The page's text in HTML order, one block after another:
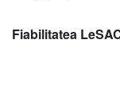
Fiabilitatea